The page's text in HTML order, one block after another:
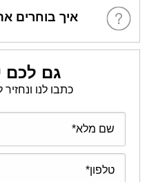
איך בוחרים
גם לכם
כתבו לנו